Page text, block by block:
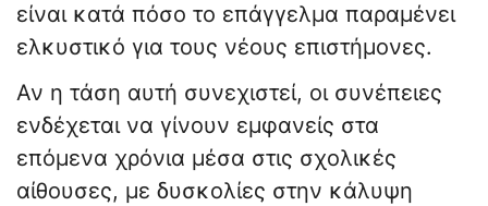
είναι κατά πόσο το επάγγελμα παραμένει
ελκυστικό για τους νέους επιστήμονες.
Αν η τάση αυτή συνεχιστεί, οι συνέπειες
ενδέχεται να γίνουν εμφανείς στα
επόμενα χρόνια μέσα στις σχολικές
αίθουσες, με δυσκολίες στην κάλυψη